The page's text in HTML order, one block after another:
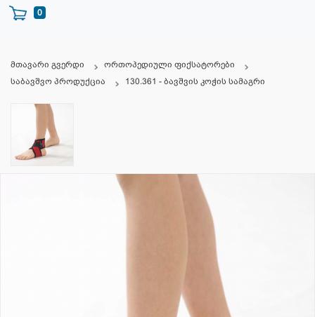
0
მთავარი გვერდი
ორთოპედიული ფიქსატორები
საბავშვო პროდუქცია
130.361 - ბავშვის კოჭის სამაგრი